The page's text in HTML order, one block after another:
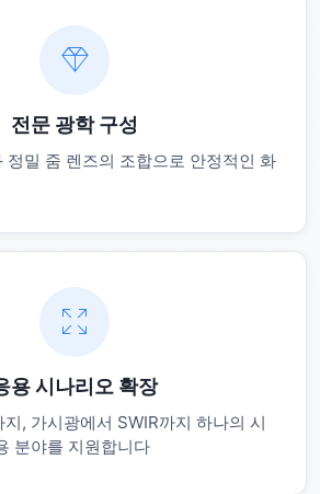
전문 광학 구성
정밀 줌 렌즈의 조합으로 안정적인 화
용 시나리오 확장
, 가시광에서 SWIR까지 하나의 시
분야를 지원합니다